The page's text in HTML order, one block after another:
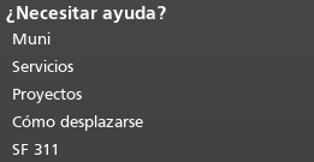
Fin del contenido de la página.
de esta página se repite en todas las
páginas.Volver al principio del
contenido principal
¿Necesitar ayuda?
Muni
Servicios
Proyectos
Cómo desplazarse
SF 311